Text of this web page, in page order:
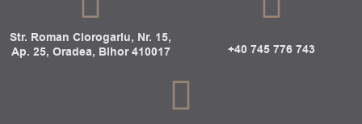
Str. Roman Ciorogariu, Nr. 15,
Ap. 25, Oradea, Bihor 410017
+40 745 776 743